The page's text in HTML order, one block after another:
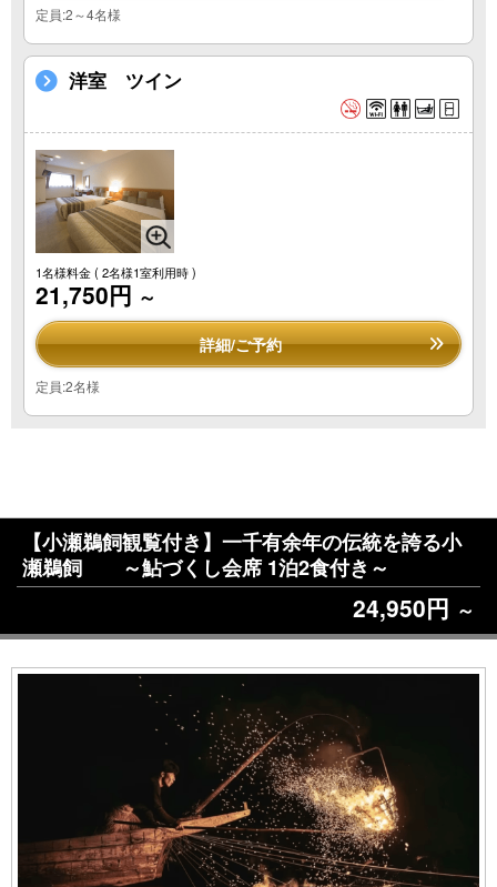
定員:2～4名様
洋室 ツイン
1名様料金( 2名様1室利用時 )
21,750円 ～
詳細/ご予約
定員:2名様
【小瀬鵜飼観覧付き】一千有余年の伝統を誇る小
瀬鵜飼 ～鮎づくし会席 1泊2食付き～
24,950円 ～